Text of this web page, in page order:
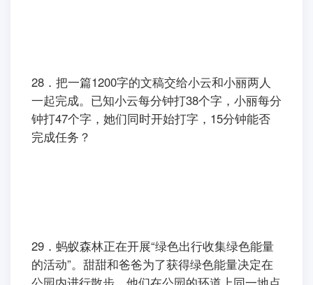
28．把一篇1200字的文稿交给小云和小丽两人
一起完成。已知小云每分钟打38个字，小丽每分
钟打47个字，她们同时开始打字，15分钟能否
完成任务？
29．蚂蚁森林正在开展“绿色出行收集绿色能量
的活动”。甜甜和爸爸为了获得绿色能量决定在